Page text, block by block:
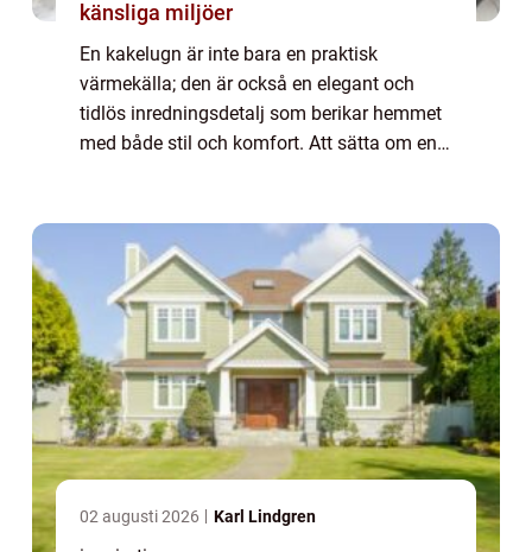
känsliga miljöer
En kakelugn är inte bara en praktisk
värmekälla; den är också en elegant och
tidlös inredningsdetalj som berikar hemmet
med både stil och komfort. Att sätta om en
02 augusti 2026 Karl Lindgren